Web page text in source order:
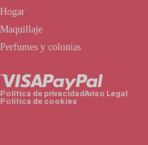
Hogar
Maquillaje
Perfumes y colonias
Política de privacidadAviso Legal
Política de cookies